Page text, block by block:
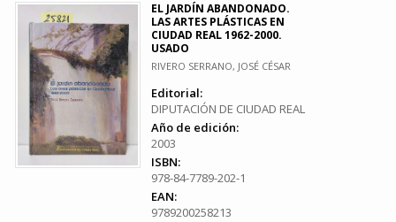
EL JARDÍN ABANDONADO.
LAS ARTES PLÁSTICAS EN
CIUDAD REAL 1962-2000.
USADO
RIVERO SERRANO, JOSÉ CÉSAR
Editorial:
DIPUTACIÓN DE CIUDAD REAL
Año de edición:
2003
ISBN:
978-84-7789-202-1
EAN:
9789200258213